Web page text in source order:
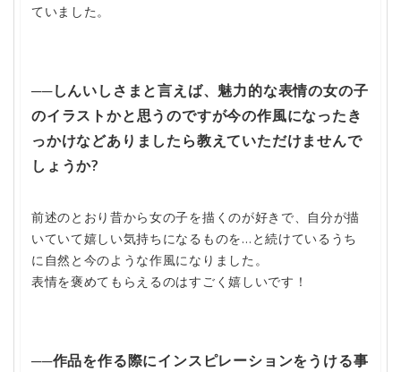
ていました。
──しんいしさまと言えば、魅力的な表情の女の子
のイラストかと思うのですが今の作風になったき
っかけなどありましたら教えていただけませんで
しょうか?
前述のとおり昔から女の子を描くのが好きで、自分が描
いていて嬉しい気持ちになるものを…と続けているうち
に自然と今のような作風になりました。
表情を褒めてもらえるのはすごく嬉しいです！
──作品を作る際にインスピレーションをうける事